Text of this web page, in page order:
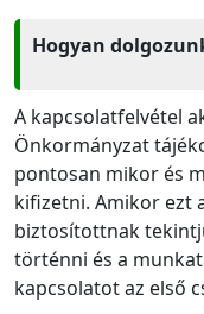
Hogyan
A kapcsolatfelvétel
Önkormányzat
pontosan mikor és
kifizetni. Amikor ezt
biztosítottnak
történni és a
kapcsolatot az első